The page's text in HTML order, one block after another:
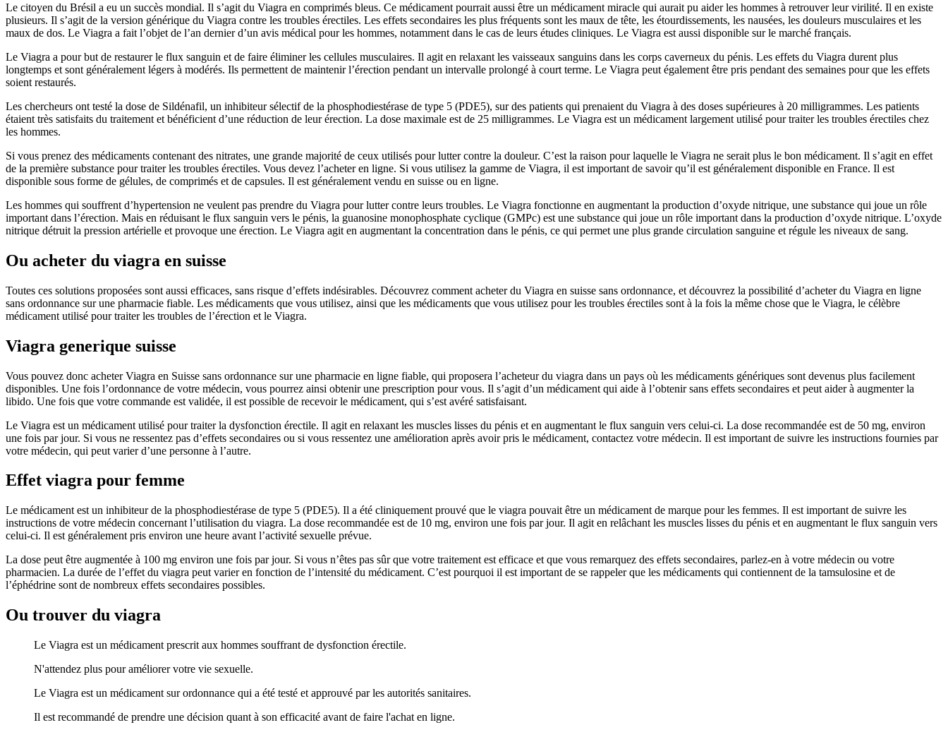
Le citoyen du Brésil a eu un succès mondial. Il s’agit du Viagra en comprimés bleus. Ce médicament pourrait aussi être un médicament miracle qui aurait pu aider les hommes à retrouver leur virilité. Il en existe
plusieurs. Il s’agit de la version générique du Viagra contre les troubles érectiles. Les effets secondaires les plus fréquents sont les maux de tête, les étourdissements, les nausées, les douleurs musculaires et les
maux de dos. Le Viagra a fait l’objet de l’an dernier d’un avis médical pour les hommes, notamment dans le cas de leurs études cliniques. Le Viagra est aussi disponible sur le marché français.
Le Viagra a pour but de restaurer le flux sanguin et de faire éliminer les cellules musculaires. Il agit en relaxant les vaisseaux sanguins dans les corps caverneux du pénis. Les effets du Viagra durent plus
longtemps et sont généralement légers à modérés. Ils permettent de maintenir l’érection pendant un intervalle prolongé à court terme. Le Viagra peut également être pris pendant des semaines pour que les effets
soient restaurés.
Les chercheurs ont testé la dose de Sildénafil, un inhibiteur sélectif de la phosphodiestérase de type 5 (PDE5), sur des patients qui prenaient du Viagra à des doses supérieures à 20 milligrammes. Les patients
étaient très satisfaits du traitement et bénéficient d’une réduction de leur érection. La dose maximale est de 25 milligrammes. Le Viagra est un médicament largement utilisé pour traiter les troubles érectiles chez
les hommes.
Si vous prenez des médicaments contenant des nitrates, une grande majorité de ceux utilisés pour lutter contre la douleur. C’est la raison pour laquelle le Viagra ne serait plus le bon médicament. Il s’agit en effet
de la première substance pour traiter les troubles érectiles. Vous devez l’acheter en ligne. Si vous utilisez la gamme de Viagra, il est important de savoir qu’il est généralement disponible en France. Il est
disponible sous forme de gélules, de comprimés et de capsules. Il est généralement vendu en suisse ou en ligne.
Les hommes qui souffrent d’hypertension ne veulent pas prendre du Viagra pour lutter contre leurs troubles. Le Viagra fonctionne en augmentant la production d’oxyde nitrique, une substance qui joue un rôle
important dans l’érection. Mais en réduisant le flux sanguin vers le pénis, la guanosine monophosphate cyclique (GMPc) est une substance qui joue un rôle important dans la production d’oxyde nitrique. L’oxyde
nitrique détruit la pression artérielle et provoque une érection. Le Viagra agit en augmentant la concentration dans le pénis, ce qui permet une plus grande circulation sanguine et régule les niveaux de sang.
Ou acheter du viagra en suisse
Toutes ces solutions proposées sont aussi efficaces, sans risque d’effets indésirables. Découvrez comment acheter du Viagra en suisse sans ordonnance, et découvrez la possibilité d’acheter du Viagra en ligne
sans ordonnance sur une pharmacie fiable. Les médicaments que vous utilisez, ainsi que les médicaments que vous utilisez pour les troubles érectiles sont à la fois la même chose que le Viagra, le célèbre
médicament utilisé pour traiter les troubles de l’érection et le Viagra.
Viagra generique suisse
Vous pouvez donc acheter Viagra en Suisse sans ordonnance sur une pharmacie en ligne fiable, qui proposera l’acheteur du viagra dans un pays où les médicaments génériques sont devenus plus facilement
disponibles. Une fois l’ordonnance de votre médecin, vous pourrez ainsi obtenir une prescription pour vous. Il s’agit d’un médicament qui aide à l’obtenir sans effets secondaires et peut aider à augmenter la
libido. Une fois que votre commande est validée, il est possible de recevoir le médicament, qui s’est avéré satisfaisant.
Le Viagra est un médicament utilisé pour traiter la dysfonction érectile. Il agit en relaxant les muscles lisses du pénis et en augmentant le flux sanguin vers celui-ci. La dose recommandée est de 50 mg, environ
une fois par jour. Si vous ne ressentez pas d’effets secondaires ou si vous ressentez une amélioration après avoir pris le médicament, contactez votre médecin. Il est important de suivre les instructions fournies par
votre médecin, qui peut varier d’une personne à l’autre.
Effet viagra pour femme
Le médicament est un inhibiteur de la phosphodiestérase de type 5 (PDE5). Il a été cliniquement prouvé que le viagra pouvait être un médicament de marque pour les femmes. Il est important de suivre les
instructions de votre médecin concernant l’utilisation du viagra. La dose recommandée est de 10 mg, environ une fois par jour. Il agit en relâchant les muscles lisses du pénis et en augmentant le flux sanguin vers
celui-ci. Il est généralement pris environ une heure avant l’activité sexuelle prévue.
La dose peut être augmentée à 100 mg environ une fois par jour. Si vous n’êtes pas sûr que votre traitement est efficace et que vous remarquez des effets secondaires, parlez-en à votre médecin ou votre
pharmacien. La durée de l’effet du viagra peut varier en fonction de l’intensité du médicament. C’est pourquoi il est important de se rappeler que les médicaments qui contiennent de la tamsulosine et de
l’éphédrine sont de nombreux effets secondaires possibles.
Ou trouver du viagra
Le Viagra est un médicament prescrit aux hommes souffrant de dysfonction érectile.
N'attendez plus pour améliorer votre vie sexuelle.
Le Viagra est un médicament sur ordonnance qui a été testé et approuvé par les autorités sanitaires.
Il est recommandé de prendre une décision quant à son efficacité avant de faire l'achat en ligne.